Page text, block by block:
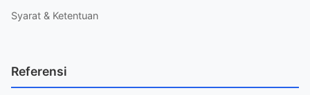
Syarat & Ketentuan
Referensi